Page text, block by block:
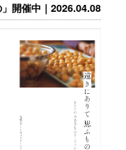
開催中｜2026.04.08